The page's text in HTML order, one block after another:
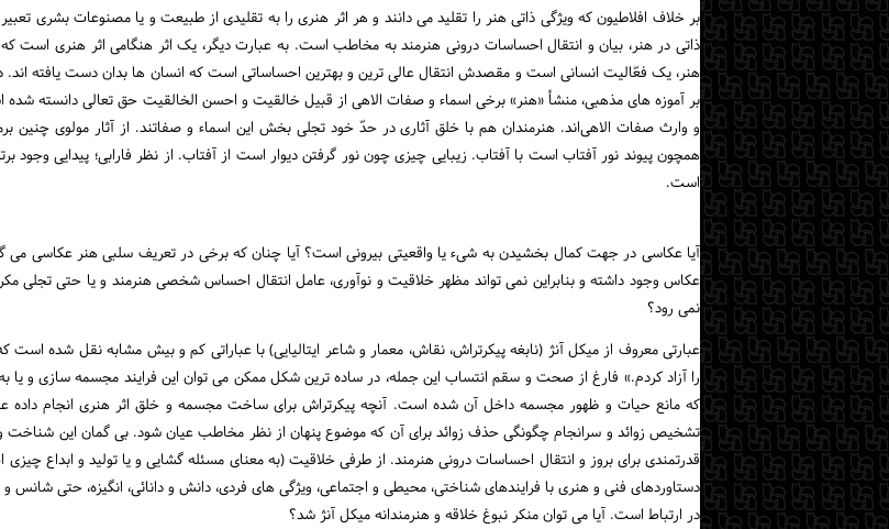
بر خلاف افلاطیون که ویژگی ذاتی هنر را تقلید می دانند و هر اثر هنری را به تقلیدی از طبیعت و یا مصنوعات بشری
ذاتی‌ در هنر، بیان‌ و انتقال‌ احساسات‌ درونی‌ هنرمند به‌ مخاطب‌ است‌. به‌ عبارت‌ دیگر، یک‌ اثر هنگامی‌ اثر هنری‌ است‌
هنر، یک فعّالیت انسانی است و مقصدش انتقال عالی ترین و بهترین احساساتی است که انسان ها بدان دست یافته اند.
بر آموزه های مذهبی، منشأ «هنر» برخی اسماء و صفات الاهی از قبیل خالقیت و احسن الخالقیت حق تعالی دانسته
و وارث صفات الاهی‌اند. هنرمندان هم با خلق آثاری در حدّ خود تجلی بخش این اسماء و صفاتند. از آثار مولوی چنین
همچون پیوند نور آفتاب است با آفتاب. زیبایی چیزی چون نور گرفتن دیوار است از آفتاب. از نظر فارابی؛ پیدایی
است.
آیا عکاسی در جهت کمال بخشیدن به شیء یا واقعیتی بیرونی است؟ آیا چنان که برخی در تعریف سلبی هنر عکاسی
عکاس وجود داشته و بنابراین نمی تواند مظهر خلاقیت و نوآوری، عامل انتقال احساس شخصی هنرمند و یا حتی تجلی
نمی رود؟
عبارتی معروف از میکل آنژ (نابغه پیکرتراش، نقاش، معمار و شاعر ایتالیایی) با عباراتی کم و بیش مشابه نقل شده
را آزاد کردم.» فارغ از صحت و سقم انتساب این جمله، در ساده ترین شکل ممکن می توان این فرایند مجسمه سازی و یا
که مانع حیات و ظهور مجسمه داخل آن شده است. آنچه پیکرتراش برای ساخت مجسمه و خلق اثر هنری انجام
تشخیص زوائد و سرانجام چگونگی حذف زوائد برای آن که موضوع پنهان از نظر مخاطب عیان شود. بی گمان این شناخت
قدرتمندی برای بروز و انتقال احساسات درونی هنرمند. از طرفی خلاقیت (به معنای مسئله گشایی و یا تولید و ابداع چیزی
دستاوردهای فنی و هنری با فرایندهای شناختی، محیطی و اجتماعی، ویژگی های فردی، دانش و دانائی، انگیزه، حتی شانس و
در ارتباط است. آیا می توان منکر نبوغ خلاقه و هنرمندانه میکل آنژ شد؟